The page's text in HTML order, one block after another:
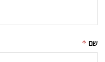
שם *